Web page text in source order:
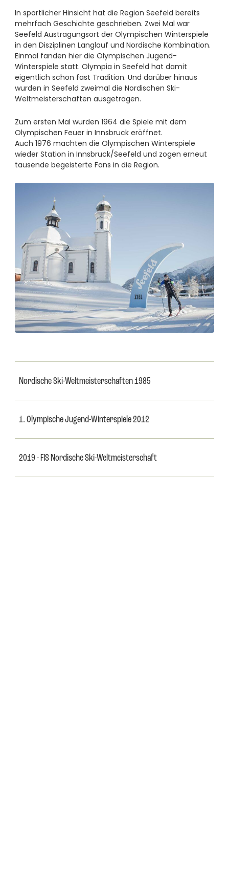
In sportlicher Hinsicht hat die Region Seefeld bereits
mehrfach Geschichte geschrieben. Zwei Mal war
Seefeld Austragungsort der Olympischen Winterspiele
in den Disziplinen Langlauf und Nordische Kombination.
Einmal fanden hier die Olympischen Jugend-
Winterspiele statt. Olympia in Seefeld hat damit
eigentlich schon fast Tradition. Und darüber hinaus
wurden in Seefeld zweimal die Nordischen Ski-
Weltmeisterschaften ausgetragen.
Zum ersten Mal wurden 1964 die Spiele mit dem
Olympischen Feuer in Innsbruck eröffnet.
Auch 1976 machten die Olympischen Winterspiele
wieder Station in Innsbruck/Seefeld und zogen erneut
tausende begeisterte Fans in die Region.
Nordische Ski-Weltmeisterschaften 1985
1. Olympische Jugend-Winterspiele 2012
2019 - FIS Nordische Ski-Weltmeisterschaft